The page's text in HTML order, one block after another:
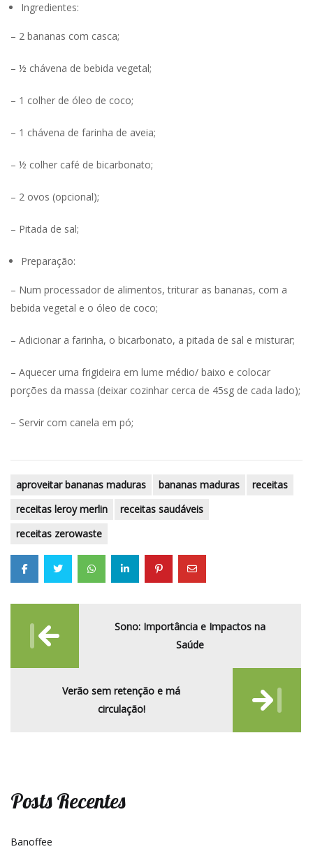
Ingredientes:
– 2 bananas com casca;
– ½ chávena de bebida vegetal;
– 1 colher de óleo de coco;
– 1 chávena de farinha de aveia;
– ½ colher café de bicarbonato;
– 2 ovos (opcional);
– Pitada de sal;
Preparação:
– Num processador de alimentos, triturar as bananas, com a
bebida vegetal e o óleo de coco;
– Adicionar a farinha, o bicarbonato, a pitada de sal e misturar;
– Aquecer uma frigideira em lume médio/ baixo e colocar
porções da massa (deixar cozinhar cerca de 45sg de cada lado);
– Servir com canela em pó;
aproveitar bananas maduras bananas maduras
receitas
receitas leroy merlin
receitas saudáveis
receitas zerowaste
navigation
Sono: Importância e Impactos na
Saúde
Verão sem retenção e má
circulação!
Posts Recentes
Banoffee